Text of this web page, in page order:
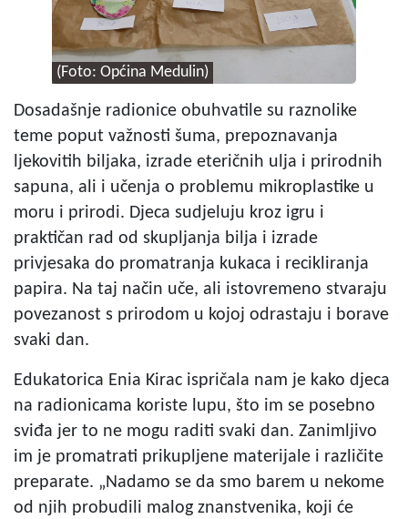
(Foto: Općina Medulin)
Dosadašnje radionice obuhvatile su raznolike
teme poput važnosti šuma, prepoznavanja
ljekovitih biljaka, izrade eteričnih ulja i prirodnih
sapuna, ali i učenja o problemu mikroplastike u
moru i prirodi. Djeca sudjeluju kroz igru i
praktičan rad od skupljanja bilja i izrade
privjesaka do promatranja kukaca i recikliranja
papira. Na taj način uče, ali istovremeno stvaraju
povezanost s prirodom u kojoj odrastaju i borave
svaki dan.
Edukatorica Enia Kirac ispričala nam je kako djeca
na radionicama koriste lupu, što im se posebno
sviđa jer to ne mogu raditi svaki dan. Zanimljivo
im je promatrati prikupljene materijale i različite
preparate. „Nadamo se da smo barem u nekome
od njih probudili malog znanstvenika, koji će